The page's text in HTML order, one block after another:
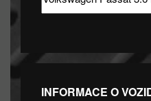
INFORMACE O